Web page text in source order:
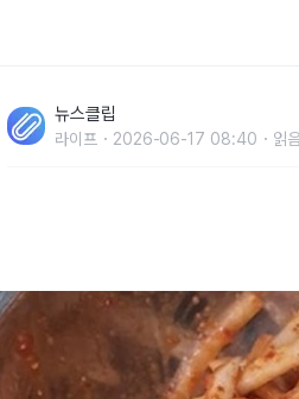
뉴스클립
라이프 2026-06-17 08:40 읽